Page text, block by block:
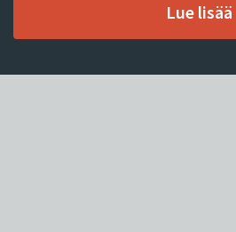
Lue lisää